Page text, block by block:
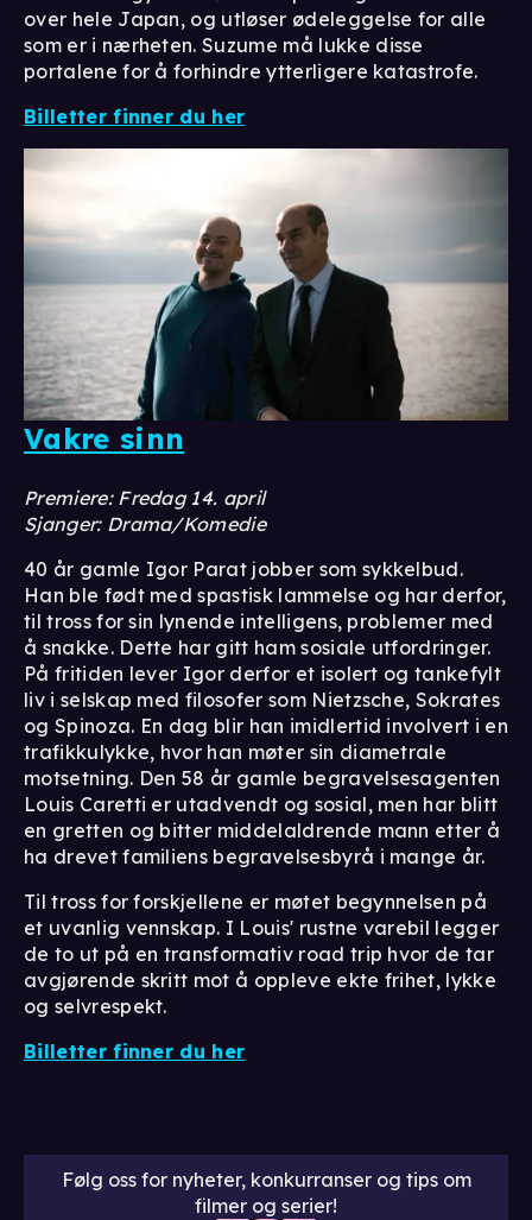
over hele Japan, og utløser ødeleggelse for alle
som er i nærheten. Suzume må lukke disse
portalene for å forhindre ytterligere katastrofe.
Billetter finner du her
Vakre sinn
Premiere: Fredag 14. april
Sjanger: Drama/Komedie
40 år gamle Igor Parat jobber som sykkelbud.
Han ble født med spastisk lammelse og har derfor,
til tross for sin lynende intelligens, problemer med
å snakke. Dette har gitt ham sosiale utfordringer.
På fritiden lever Igor derfor et isolert og tankefylt
liv i selskap med filosofer som Nietzsche, Sokrates
og Spinoza. En dag blir han imidlertid involvert i en
trafikkulykke, hvor han møter sin diametrale
motsetning. Den 58 år gamle begravelsesagenten
Louis Caretti er utadvendt og sosial, men har blitt
en gretten og bitter middelaldrende mann etter å
ha drevet familiens begravelsesbyrå i mange år.
Til tross for forskjellene er møtet begynnelsen på
et uvanlig vennskap. I Louis' rustne varebil legger
de to ut på en transformativ road trip hvor de tar
avgjørende skritt mot å oppleve ekte frihet, lykke
og selvrespekt.
Billetter finner du her
Følg oss for nyheter, konkurranser og tips om
filmer og serier!